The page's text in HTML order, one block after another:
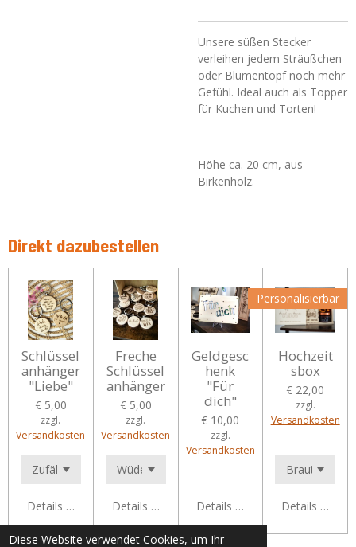
Diese Website verwendet Cookies, um Ihr
Unsere süßen Stecker
verleihen jedem Sträußchen
oder Blumentopf noch mehr
Gefühl. Ideal auch als Topper
für Kuchen und Torten!
Höhe ca. 20 cm, aus
Birkenholz.
Direkt dazubestellen
Schlüssel
anhänger
"Liebe"
€ 5,00
zzgl.
Versandkosten
Details anzeigen
Freche
Schlüssel
anhänger
€ 5,00
zzgl.
Versandkosten
Details anzeigen
Geldgesc
henk
"Für
dich"
€ 10,00
zzgl.
Versandkosten
Details anzeigen
Personalisierbar
Hochzeit
sbox
€ 22,00
zzgl.
Versandkosten
Details